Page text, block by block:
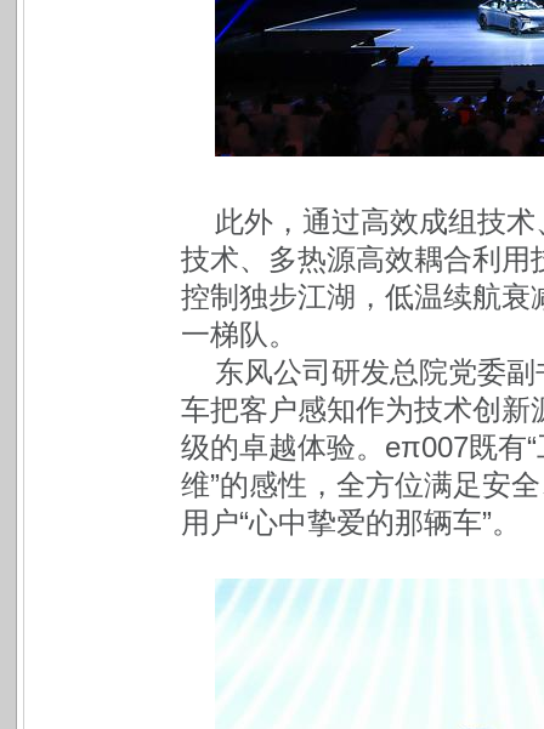
此外，通过高效成组技
技术、多热源高效耦合利
控制独步江湖，低温续航
一梯队。
东风公司研发总院党委
车把客户感知作为技术创
级的卓越体验。eπ007既有
维”的感性，全方位满足安
用户“心中挚爱的那辆车”。